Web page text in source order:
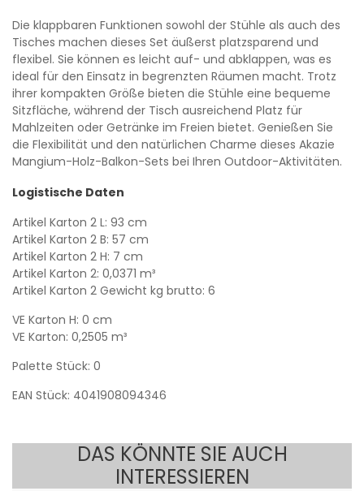
Die klappbaren Funktionen sowohl der Stühle als auch des
Tisches machen dieses Set äußerst platzsparend und
flexibel. Sie können es leicht auf- und abklappen, was es
ideal für den Einsatz in begrenzten Räumen macht. Trotz
ihrer kompakten Größe bieten die Stühle eine bequeme
Sitzfläche, während der Tisch ausreichend Platz für
Mahlzeiten oder Getränke im Freien bietet. Genießen Sie
die Flexibilität und den natürlichen Charme dieses Akazie
Mangium-Holz-Balkon-Sets bei Ihren Outdoor-Aktivitäten.
Logistische Daten
Artikel Karton 2 L: 93 cm
Artikel Karton 2 B: 57 cm
Artikel Karton 2 H: 7 cm
Artikel Karton 2: 0,0371 m³
Artikel Karton 2 Gewicht kg brutto: 6
VE Karton H: 0 cm
VE Karton: 0,2505 m³
Palette Stück: 0
EAN Stück: 4041908094346
DAS KÖNNTE SIE AUCH
INTERESSIEREN